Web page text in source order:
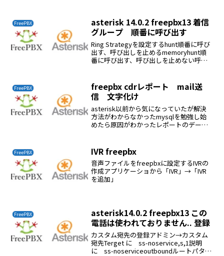
FreePBX
asterisk 14.0.2 freepbx13 着信
グループ 順番に呼び出す
Ring Strategyを設定するhunt順番に呼び
出す、呼び出しを止めるmemoryhunt順
番に呼び出す、呼び出しを止めない呼び
FreePBX
freepbx cdrレポート mail送
信 文字化け
asterisk以前から気になっていたが解決
方法がわからなかったmysqlを勉強し始
めたら原因がわかったレポートのデータ
がutf8でないのが原因...
FreePBX IVR freepbx
音声ファイルをfreepbxに設定するIVRの
作成アプリケーショから「IVR」→「IVR
を追加」
FreePBX
asterisk14.0.2 freepbx13 この
電話は使われておりません.. 登録
カスタム宛先の登録アドミン→カスタム
宛先Terget に ss-noservice,s,1説明
に ss-noserviceoutboundルートパター